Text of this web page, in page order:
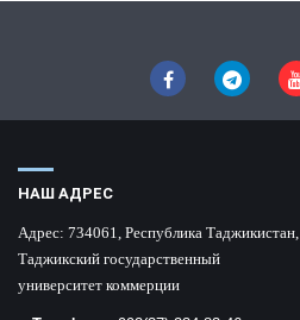
НАШ АДРЕС
Адрес: 734061, Республика
Таджикский государственный
университет коммерции